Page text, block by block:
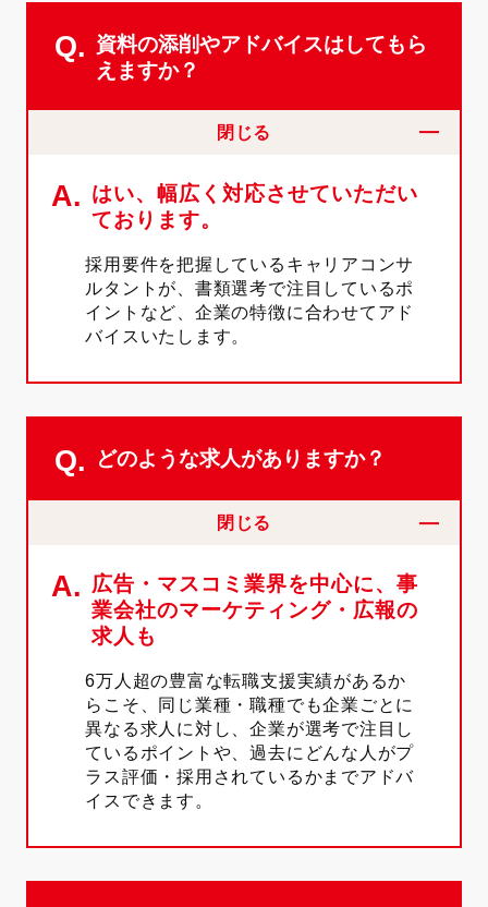
Q. 資料の添削やアドバイスはしてもら
えますか？
閉じる
A. はい、幅広く対応させていただい
ております。
採用要件を把握しているキャリアコンサ
ルタントが、書類選考で注目しているポ
イントなど、企業の特徴に合わせてアド
バイスいたします。
Q. どのような求人がありますか？
閉じる
A. 広告・マスコミ業界を中心に、事
業会社のマーケティング・広報の
求人も
6万人超の豊富な転職支援実績があるか
らこそ、同じ業種・職種でも企業ごとに
異なる求人に対し、企業が選考で注目し
ているポイントや、過去にどんな人がプ
ラス評価・採用されているかまでアドバ
イスできます。